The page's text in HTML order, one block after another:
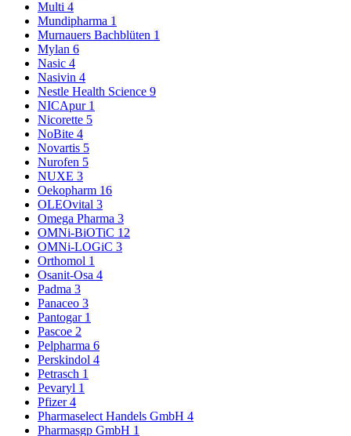
Multi 4
Mundipharma 1
Murnauers Bachblüten 1
Mylan 6
Nasic 4
Nasivin 4
Nestle Health Science 9
NICApur 1
Nicorette 5
NoBite 4
Novartis 5
Nurofen 5
NUXE 3
Oekopharm 16
OLEOvital 3
Omega Pharma 3
OMNi-BiOTiC 12
OMNi-LOGiC 3
Orthomol 1
Osanit-Osa 4
Padma 3
Panaceo 3
Pantogar 1
Pascoe 2
Pelpharma 6
Perskindol 4
Petrasch 1
Pevaryl 1
Pfizer4
Pharmaselect Handels GmbH 4
Pharmasgp GmbH 1